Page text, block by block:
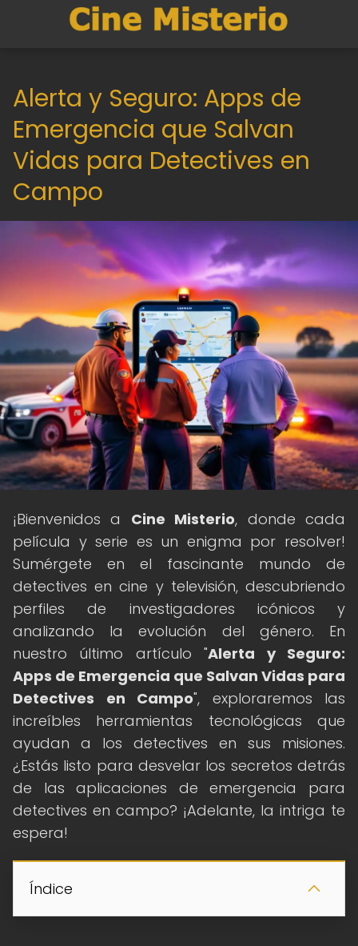
Alerta y Seguro: Apps de
Emergencia que Salvan
Vidas para Detectives en
Campo
¡Bienvenidos a Cine Misterio, donde cada
película y serie es un enigma por resolver!
Sumérgete en el fascinante mundo de
detectives en cine y televisión, descubriendo
perfiles de investigadores icónicos y
analizando la evolución del género. En
nuestro último artículo "Alerta y Seguro:
Apps de Emergencia que Salvan Vidas para
Detectives en Campo", exploraremos las
increíbles herramientas tecnológicas que
ayudan a los detectives en sus misiones.
¿Estás listo para desvelar los secretos detrás
de las aplicaciones de emergencia para
detectives en campo? ¡Adelante, la intriga te
espera!
Índice